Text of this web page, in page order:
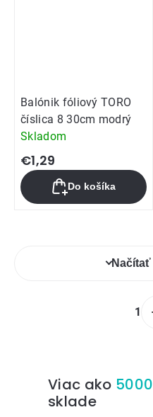
Balónik fóliový TORO
číslica 8 30cm modrý
Skladom
€1,29
Do košíka
Načítať
1
Viac ako 5000
sklade